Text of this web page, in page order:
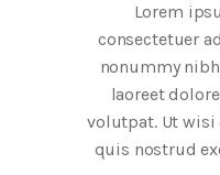
Lorem
consectetuer
nonummy
laoreet
volutpat. Ut wisi
quis nostrud